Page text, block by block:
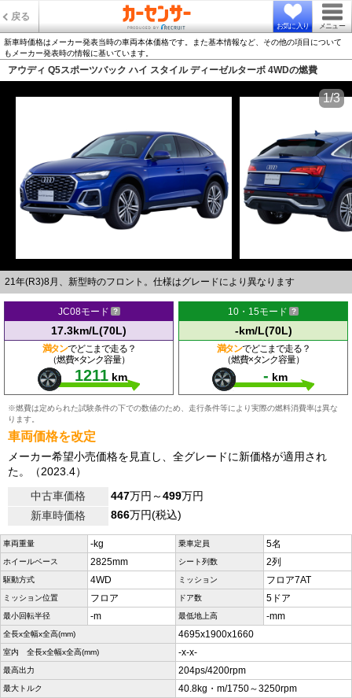
戻る
お気に入り メニュー
新車時価格はメーカー発表当時の車両本体価格です。また基本情報など、その他の項目について
もメーカー発表時の情報に基いています。
アウディ Q5スポーツバック ハイ スタイル ディーゼルターボ 4WDの燃費
21年(R3)8月、新型時のフロント。仕様はグレードにより異なります
1/3
JC08モード
17.3km/L(70L)
満タンでどこまで走る？
（燃費×タンク容量）
1211 km
10・15モード
-km/L(70L)
満タンでどこまで走る？
（燃費×タンク容量）
- km
※燃費は定められた試験条件の下での数値のため、走行条件等により実際の燃料消費率は異な
ります。
車両価格を改定
メーカー希望小売価格を見直し、全グレードに新価格が適用され
た。（2023.4）
中古車価格
447万円～499万円
新車時価格
866万円(税込)
車両重量 -kg 乗車定員 5名
ホイールベース 2825mm シート列数 2列
駆動方式 4WD ミッション フロア7AT
ミッション位置 フロア ドア数 5ドア
最小回転半径 -m 最低地上高 -mm
全長x全幅x全高(mm) 4695x1900x1660
室内 全長x全幅x全高(mm) -x-x-
最高出力 204ps/4200rpm
最大トルク 40.8kg・m/1750～3250rpm